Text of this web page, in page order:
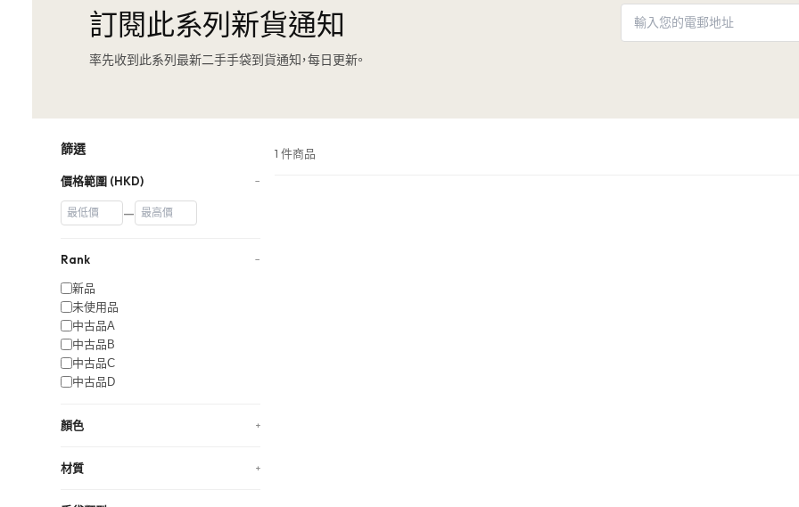
訂閱此系列新貨通知
率先收到此系列最新二手手袋到貨通知，每日更新。
篩選
價格範圍 (HKD) −
—
Rank −
新品
未使用品
中古品A
中古品B
中古品C
中古品D
顏色 +
材質 +
1 件商品